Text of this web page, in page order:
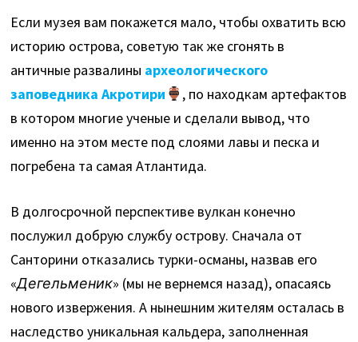
Если музея вам покажется мало, чтобы охватить всю
историю острова, советую так же сгонять в
античные развалины археологического
заповедника Акротири
, по находкам артефактов
в котором многие ученые и сделали вывод, что
именно на этом месте под слоями лавы и песка и
погребена та самая Атлантида.
В долгосрочной перспективе вулкан конечно
послужил добрую службу острову. Сначала от
Санторини отказались турки-османы, назвав его
«Дегельменик» (мы не вернемся назад), опасаясь
нового извержения. А нынешним жителям осталась в
наследство уникальная кальдера, заполненная